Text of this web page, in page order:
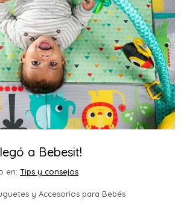
a Bebesit!
en: Tips y consejos
y Accesorios para Bebés